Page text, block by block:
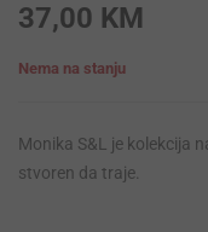
37,00 KM
Nema na stanju
Monika S&L je kolekcija
stvoren da traje.